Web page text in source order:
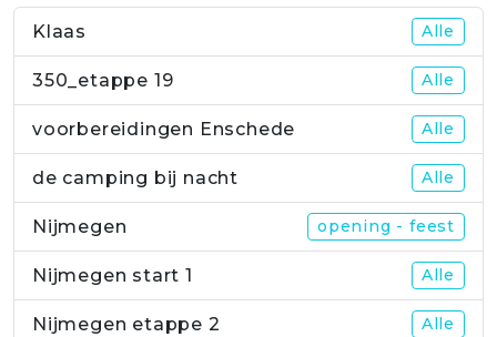
Klaas Alle
350_etappe 19 Alle
voorbereidingen Enschede Alle
de camping bij nacht Alle
Nijmegen opening - feest
Nijmegen start 1 Alle
Nijmegen etappe 2 Alle